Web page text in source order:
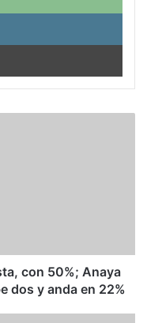
con 50%; Anaya
dos y anda en 22%